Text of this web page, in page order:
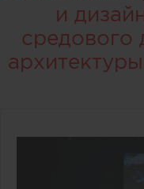
и
средового